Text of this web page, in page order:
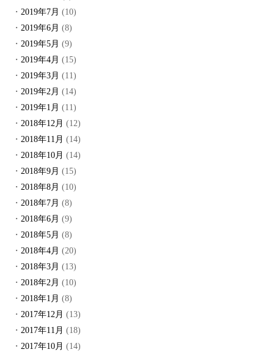
2019年7月 (10)
2019年6月 (8)
2019年5月 (9)
2019年4月 (15)
2019年3月 (11)
2019年2月 (14)
2019年1月 (11)
2018年12月 (12)
2018年11月 (14)
2018年10月 (14)
2018年9月 (15)
2018年8月 (10)
2018年7月 (8)
2018年6月 (9)
2018年5月 (8)
2018年4月 (20)
2018年3月 (13)
2018年2月 (10)
2018年1月 (8)
2017年12月 (13)
2017年11月 (18)
2017年10月 (14)